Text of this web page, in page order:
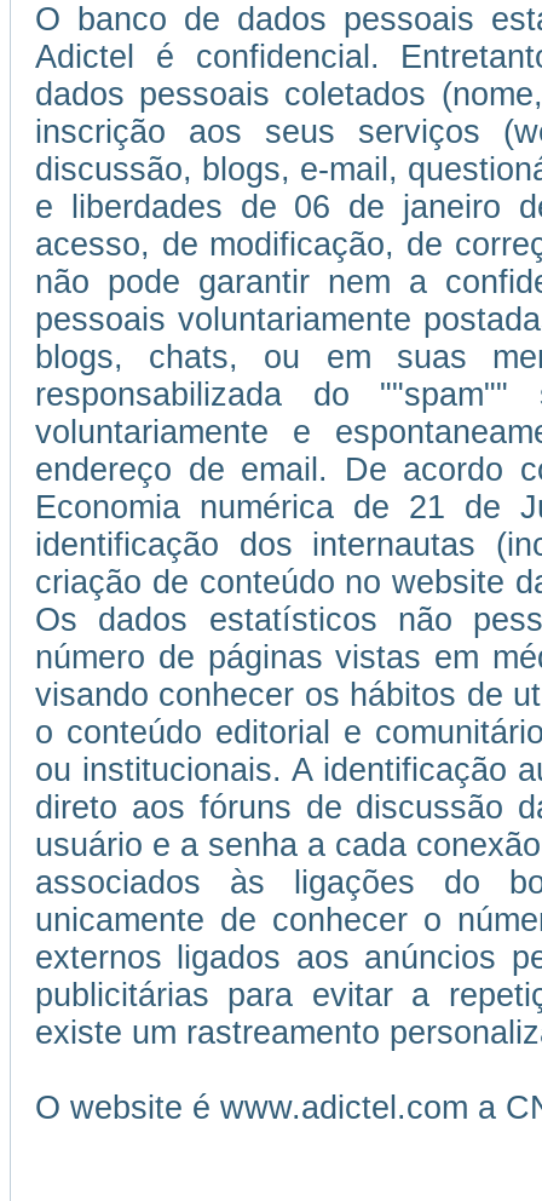
O banco de dados pessoais
Adictel é confidencial.
dados pessoais coletados
inscrição aos seus serviços
discussão, blogs, e-mail,
e liberdades de 06 de janeiro
acesso, de modificação, de
não pode garantir nem a
pessoais voluntariamente
blogs, chats, ou em suas
responsabilizada do
voluntariamente e
endereço de email. De acordo
Economia numérica de 21 de
identificação dos internautas
criação de conteúdo no website
Os dados estatísticos não
número de páginas vistas em
visando conhecer os hábitos de
o conteúdo editorial e
ou institucionais. A identificação
direto aos fóruns de discussão
usuário e a senha a cada
associados às ligações do
unicamente de conhecer o
externos ligados aos anúncios
publicitárias para evitar a
existe um rastreamento
O website é www.adictel.com a